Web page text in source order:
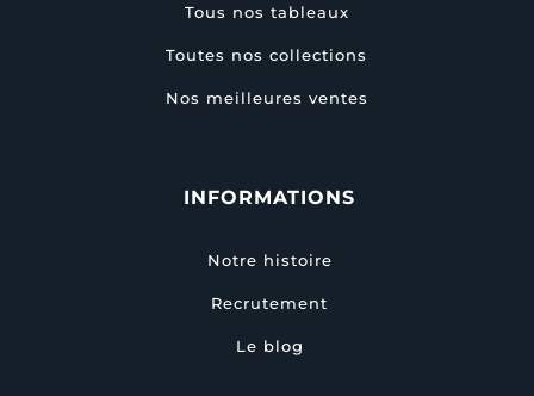
Tous nos tableaux
Toutes nos collections
Nos meilleures ventes
INFORMATIONS
Notre histoire
Recrutement
Le blog